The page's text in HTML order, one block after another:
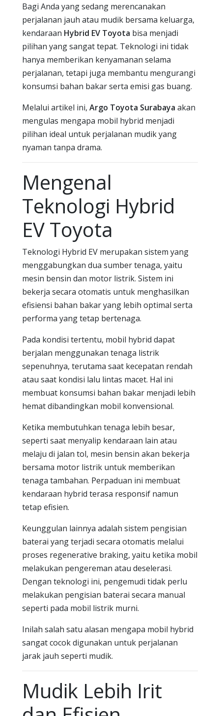
Bagi Anda yang sedang merencanakan
perjalanan jauh atau mudik bersama keluarga,
kendaraan Hybrid EV Toyota bisa menjadi
pilihan yang sangat tepat. Teknologi ini tidak
hanya memberikan kenyamanan selama
perjalanan, tetapi juga membantu mengurangi
konsumsi bahan bakar serta emisi gas buang.
Melalui artikel ini, Argo Toyota Surabaya akan
mengulas mengapa mobil hybrid menjadi
pilihan ideal untuk perjalanan mudik yang
nyaman tanpa drama.
Mengenal
Teknologi Hybrid
EV Toyota
Teknologi Hybrid EV merupakan sistem yang
menggabungkan dua sumber tenaga, yaitu
mesin bensin dan motor listrik. Sistem ini
bekerja secara otomatis untuk menghasilkan
efisiensi bahan bakar yang lebih optimal serta
performa yang tetap bertenaga.
Pada kondisi tertentu, mobil hybrid dapat
berjalan menggunakan tenaga listrik
sepenuhnya, terutama saat kecepatan rendah
atau saat kondisi lalu lintas macet. Hal ini
membuat konsumsi bahan bakar menjadi lebih
hemat dibandingkan mobil konvensional.
Ketika membutuhkan tenaga lebih besar,
seperti saat menyalip kendaraan lain atau
melaju di jalan tol, mesin bensin akan bekerja
bersama motor listrik untuk memberikan
tenaga tambahan. Perpaduan ini membuat
kendaraan hybrid terasa responsif namun
tetap efisien.
Keunggulan lainnya adalah sistem pengisian
baterai yang terjadi secara otomatis melalui
proses regenerative braking, yaitu ketika mobil
melakukan pengereman atau deselerasi.
Dengan teknologi ini, pengemudi tidak perlu
melakukan pengisian baterai secara manual
seperti pada mobil listrik murni.
Inilah salah satu alasan mengapa mobil hybrid
sangat cocok digunakan untuk perjalanan
jarak jauh seperti mudik.
Mudik Lebih Irit